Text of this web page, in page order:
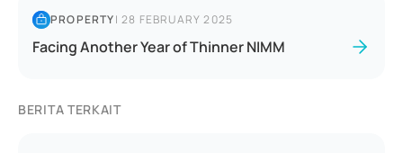
PROPERTY|28 FEBRUARY 2025
Facing Another Year of Thinner NIMM
BERITA TERKAIT